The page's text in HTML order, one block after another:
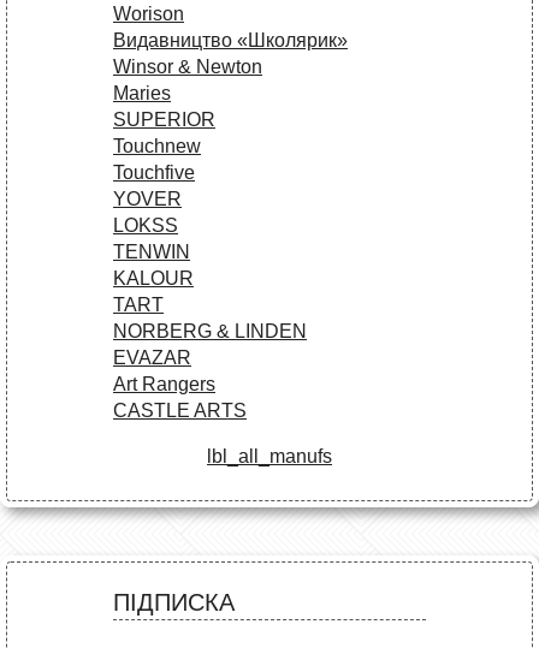
Worison
Видавництво «Школярик»
Winsor & Newton
Maries
SUPERIOR
Touchnew
Touchfive
YOVER
LOKSS
TENWIN
KALOUR
TART
NORBERG & LINDEN
EVAZAR
Art Rangers
CASTLE ARTS
lbl_all_manufs
ПІДПИСКА